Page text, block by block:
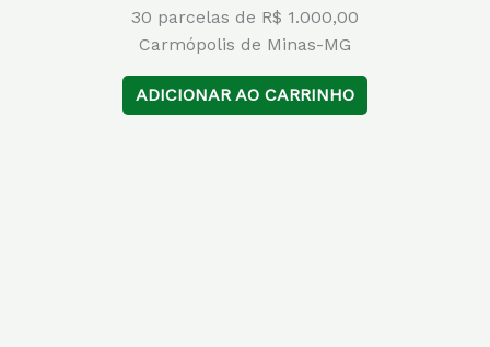
30 parcelas de R$ 1.000,00
Carmópolis de Minas-MG
ADICIONAR AO CARRINHO